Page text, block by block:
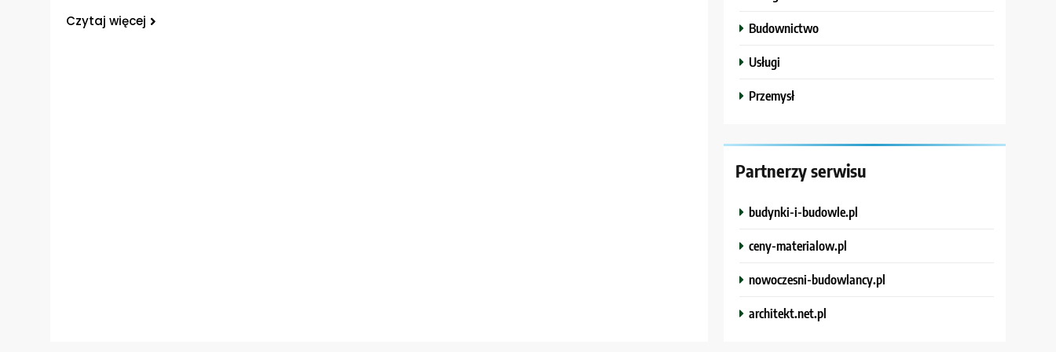
Czytaj więcej Budownictwo
Usługi
Przemysł
Partnerzy serwisu
budynki-i-budowle.pl
ceny-materialow.pl
nowoczesni-budowlancy.pl
architekt.net.pl